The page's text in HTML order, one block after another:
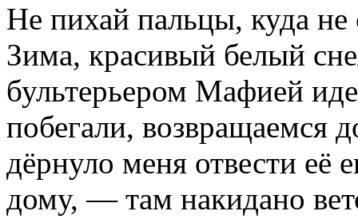
Не пихай пальцы, куда не
Зима, красивый белый
бультерьером Мафией
побегали, возвращаемся
дёрнуло меня отвести её
дому, — там накидано